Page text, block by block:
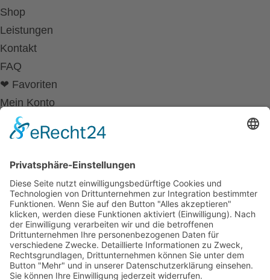
Shop
Leistungen
Kontakt
FAQ
❤ Favoriten
Mein Konto
Betriebsferien
Wir befinden uns vom
19.12.2025 bis einschließlich 07.01.2026
in unseren Betriebsferien.
In dieser Zeit werden Anfragen